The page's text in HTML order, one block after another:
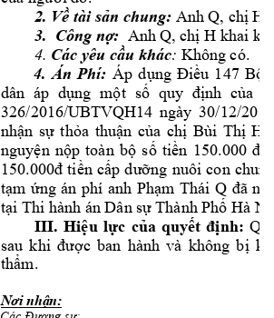
2. V tài sản chung: Anh Q, chị H
3.  Công nợ: Anh Q, chị H khai
4. Các yêu cầu khác: Không có.
4. Án Phí: Áp dụng Điều 147 Bộ
dân áp dụng một số quy định của
326/2016/UBTVQH14 ngày 30/12/
nhận sự thỏa thuận của chị Bùi Thị H
nguyện nộp toàn bộ số tiền 150.000
150.000đ tiền cấp dưỡng nuôi con c
tạm ứng án phí anh Phạm Thái Q đã
tại Thi hành án Dân sự Thành Phố Hà N
III. Hiệu lực của quyết định:
sau khi được ban hành và không bị
thẩm.
Nơi nhận: